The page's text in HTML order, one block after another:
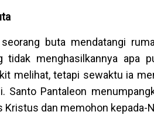
buta mendatangi
tidak menghasilkannya apa
melihat, tetapi sewaktu ia
Santo Pantaleon
Kristus dan memohon